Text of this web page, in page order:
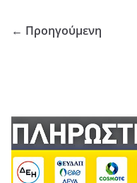
← Προηγούμενη